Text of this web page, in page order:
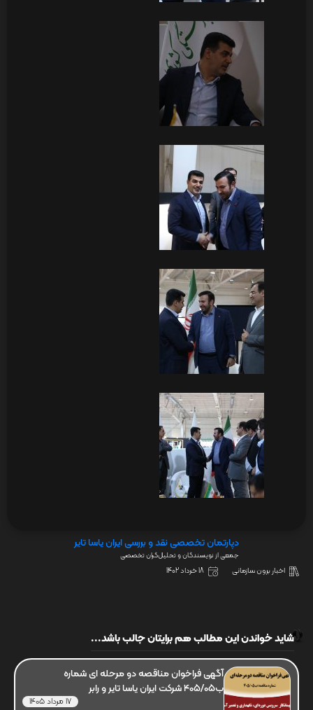
دپارتمان تخصصی نقد و بررسی ایران یاسا تایر
جمعی از نویسندگان و تحلیل‌گران تخصصی
اخبار برون سازمانی 18 خرداد 1402
شاید خواندن این مطالب هم برایتان جالب باشد...
آگهی فراخوان مناقصه دو مرحله ای شماره
ب405/05 شرکت ایران یاسا تایر و رابر
17 مرداد 1405